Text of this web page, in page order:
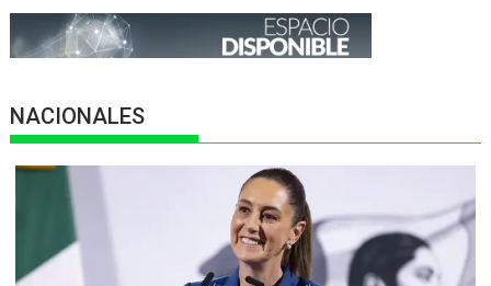
NACIONALES